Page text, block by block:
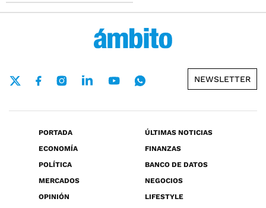
NEWSLETTER
PORTADA
ÚLTIMAS NOTICIAS
ECONOMÍA
FINANZAS
POLÍTICA
BANCO DE DATOS
MERCADOS
NEGOCIOS
OPINIÓN
LIFESTYLE